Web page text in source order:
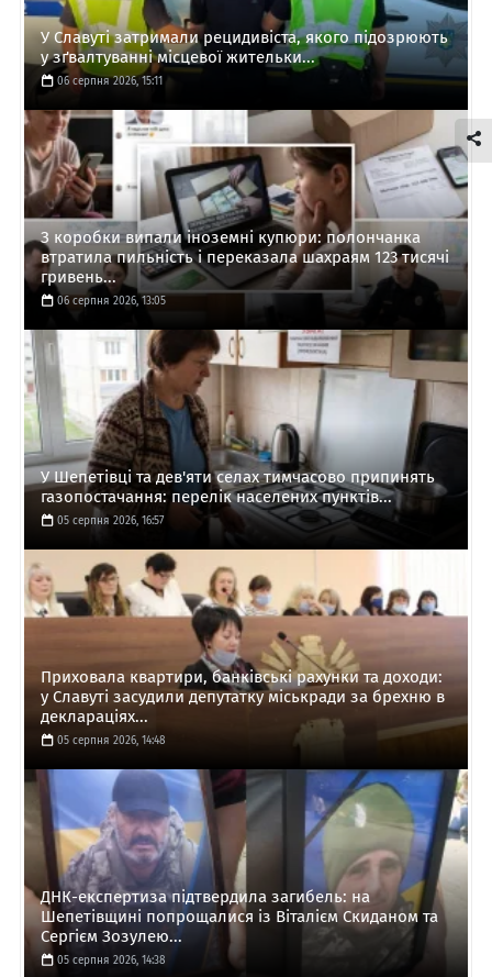
У Славуті затримали рецидивіста, якого підозрюють
у зґвалтуванні місцевої жительки...
06 серпня 2026, 15:11
З коробки випали іноземні купюри: полончанка
втратила пильність і переказала шахраям 123 тисячі
гривень...
06 серпня 2026, 13:05
У Шепетівці та дев'яти селах тимчасово припинять
газопостачання: перелік населених пунктів...
05 серпня 2026, 16:57
Приховала квартири, банківські рахунки та доходи:
у Славуті засудили депутатку міськради за брехню в
деклараціях...
05 серпня 2026, 14:48
ДНК-експертиза підтвердила загибель: на
Шепетівщині попрощалися із Віталієм Скиданом та
Сергієм Зозулею...
05 серпня 2026, 14:38